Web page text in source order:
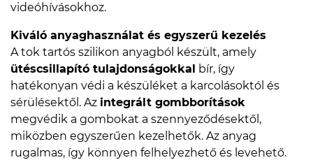
videóhívásokhoz.
Kiváló anyaghasználat és egyszerű kezelés
A tok tartós szilikon anyagból készült, amely
ütéscsillapító tulajdonságokkal
bír, így
hatékonyan védi a készüléket a karcolásoktól és
sérülésektől. Az integrált gombborítások
megvédik a gombokat a szennyeződésektől,
miközben egyszerűen kezelhetők. Az anyag
rugalmas, így könnyen felhelyezhető és levehető.